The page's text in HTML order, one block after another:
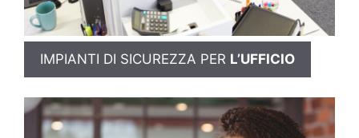
IMPIANTI DI SICUREZZA PER L’UFFICIO